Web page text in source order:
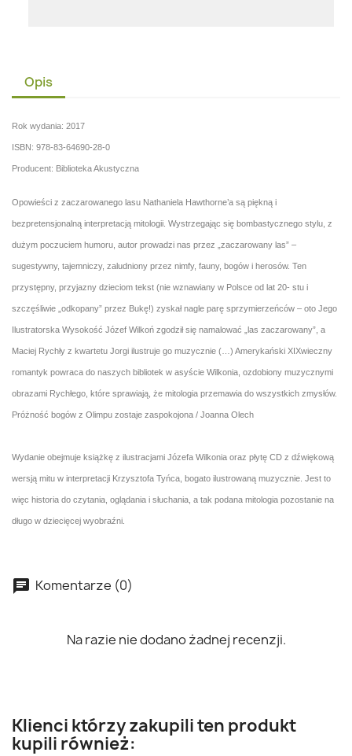
Opis
Rok wydania: 2017
ISBN: 978-83-64690-28-0
Producent: Biblioteka Akustyczna
Opowieści z zaczarowanego lasu Nathaniela Hawthorne’a są piękną i
bezpretensjonalną interpretacją mitologii. Wystrzegając się bombastycznego stylu, z
dużym poczuciem humoru, autor prowadzi nas przez „zaczarowany las” –
sugestywny, tajemniczy, zaludniony przez nimfy, fauny, bogów i herosów. Ten
przystępny, przyjazny dzieciom tekst (nie wznawiany w Polsce od lat 20- stu i
szczęśliwie „odkopany” przez Bukę!) zyskał nagle parę sprzymierzeńców – oto Jego
Ilustratorska Wysokość Józef Wilkoń zgodził się namalować „las zaczarowany”, a
Maciej Rychły z kwartetu Jorgi ilustruje go muzycznie (…) Amerykański XIXwieczny
romantyk powraca do naszych bibliotek w asyście Wilkonia, ozdobiony muzycznymi
obrazami Rychłego, które sprawiają, że mitologia przemawia do wszystkich zmysłów.
Próżność bogów z Olimpu zostaje zaspokojona / Joanna Olech
Wydanie obejmuje książkę z ilustracjami Józefa Wilkonia oraz płytę CD z dźwiękową
wersją mitu w interpretacji Krzysztofa Tyńca, bogato ilustrowaną muzycznie. Jest to
więc historia do czytania, oglądania i słuchania, a tak podana mitologia pozostanie na
długo w dziecięcej wyobraźni.
Komentarze (0)
Na razie nie dodano żadnej recenzji.
Klienci którzy zakupili ten produkt
kupili również: